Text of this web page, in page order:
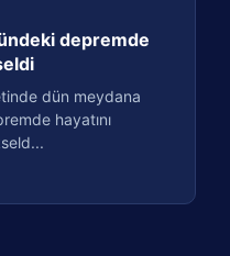
depremde
dün meydana
hayatını